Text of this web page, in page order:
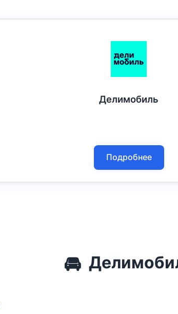
Делимобиль
Подробнее
🚘